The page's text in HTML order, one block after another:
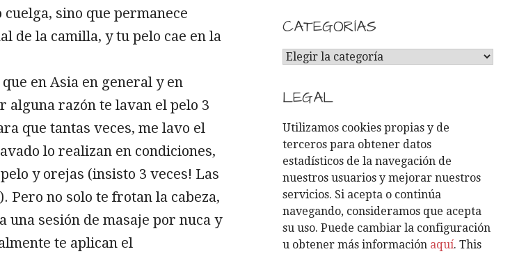
sino que permanece
de la camilla, y tu pelo cae en la
en Asia en general y en
alguna razón te lavan el pelo 3
que tantas veces, me lavo el
lo realizan en condiciones,
y orejas (insisto 3 veces! Las
Pero no solo te frotan la cabeza,
una sesión de masaje por nuca y
te aplican el
CATEGORÍAS
C
T
E
G
O
R
Í
A
S
LEGAL
Utilizamos cookies propias y de
terceros para obtener datos
estadísticos de la navegación de
nuestros usuarios y mejorar nuestros
servicios. Si acepta o continúa
navegando, consideramos que acepta
su uso. Puede cambiar la configuración
u obtener más información aquí. This